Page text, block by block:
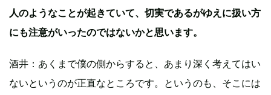
人のようなことが起きていて、切実であるがゆえに扱い方
にも注意がいったのではないかと思います。
酒井：あくまで僕の側からすると、あまり深く考えてはい
ないというのが正直なところです。というのも、そこには